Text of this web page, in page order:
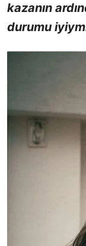
kazanın
durumu